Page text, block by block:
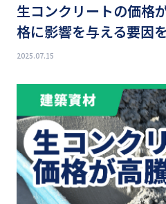
生コンクリートの価格
格に影響を与える要因
2025.07.15